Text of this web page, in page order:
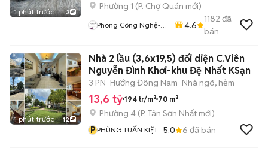
1 phút trước 3
Phường 1 (P. Chợ Quán mới)
Phong Công Nghệ-
4.6
1182 đã
bán
1 phút trước 12
Nhà 2 lầu (3,6x19,5) đối diện C.Viên
Nguyễn Đình Khơi-khu Đệ Nhất KSạn
3 PN Hướng Đông Nam Nhà ngõ, hẻm
13,6 tỷ 194 tr/m² 70 m²
Phường 4 (P. Tân Sơn Nhất mới)
P PHÙNG TUẤN KIỆT 5.0 6 đã bán